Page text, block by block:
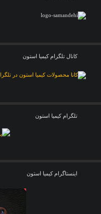
کانال تلگرام کیمیا استون
تلگرام کیمیا استون
اینستاگرام کیمیا استون